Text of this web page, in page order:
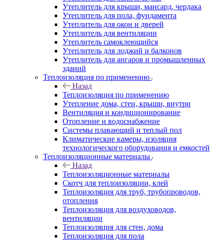
Утеплитель для крыши, мансард, чердака
Утеплитель для пола, фундамента
Утеплитель для окон и дверей
Утеплитель для вентиляции
Утеплитель самоклеющийся
Утеплитель для лоджий и балконов
Утеплитель для ангаров и промышленных
зданий
Теплоизоляция по применению
Назад
Теплоизоляция по применению
Утепление дома, стен, крыши, внутри
Вентиляция и кондиционирование
Отопление и водоснабжение
Системы плавающий и теплый пол
Климатические камеры, изоляция
технологического оборудования и емкостей
Теплоизоляционные материалы
Назад
Теплоизоляционные материалы
Скотч для теплоизоляции, клей
Теплоизоляция для труб, трубопроводов,
отопления
Теплоизоляция для воздуховодов,
вентиляции
Теплоизоляция для стен, дома
Теплоизоляция для пола